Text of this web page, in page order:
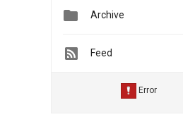
 Archive
Feed